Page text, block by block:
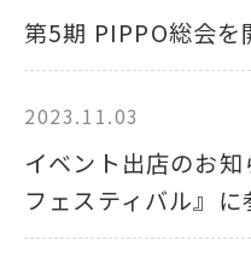
第5期 PIPPO総会を
2023.11.03
イベント出店のお
フェスティバル』